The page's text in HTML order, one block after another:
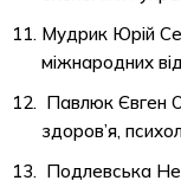
Мудрик Юрій
міжнародних
Павлюк Євген
здоров’я,
Подлевська